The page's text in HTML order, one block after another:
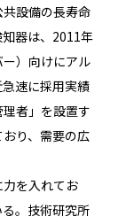
設備の長寿命
器は、2011年
）向けにアル
速に採用実績
者」を設置す
り、需要の広
を入れてお
。技術研究所